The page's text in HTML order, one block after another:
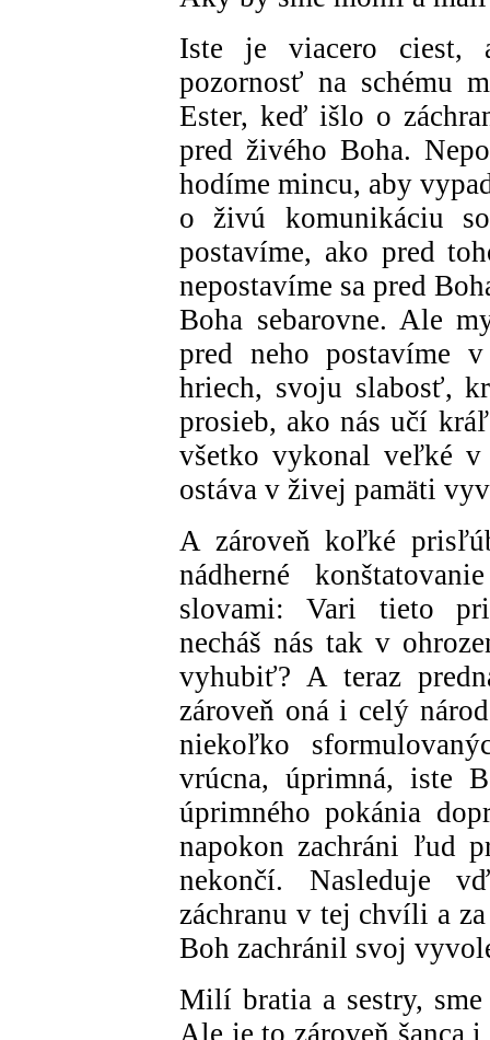
Iste je viacero ciest,
pozornosť na schému
Ester, keď išlo o
pred živého Boha.
hodíme mincu, aby
o živú komunikáciu
postavíme, ako pred
nepostavíme sa pred
Boha sebarovne. Ale
pred neho postavíme
hriech, svoju slabosť,
prosieb, ako nás učí
všetko vykonal veľké v
ostáva v živej pamäti
A zároveň koľké
nádherné
slovami: Vari tieto
necháš nás tak v
vyhubiť? A teraz
zároveň oná i celý
niekoľko
vrúcna, úprimná, iste
úprimného pokánia
napokon zachráni ľud
nekončí. Nasleduje
záchranu v tej chvíli a
Boh zachránil svoj
Milí bratia a sestry, sme
Ale je to zároveň šanca